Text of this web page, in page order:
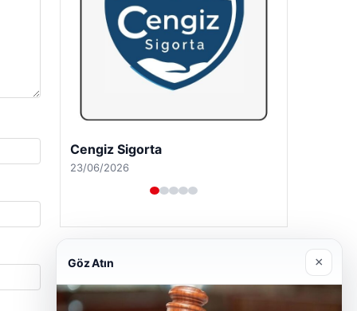
Hastaş Beton
26/05/2026
Göz Atın ×